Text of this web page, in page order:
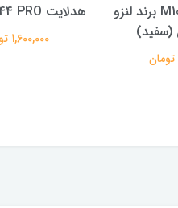
هدلایت M100 Pro برند لنزو
هدلایت F44 PRO برند لنزو
1,600,000 تومان